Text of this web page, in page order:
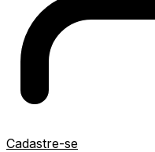
Cadastre-se